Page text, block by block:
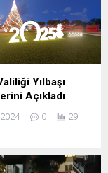
Yılbaşı
Açıkladı
0 29